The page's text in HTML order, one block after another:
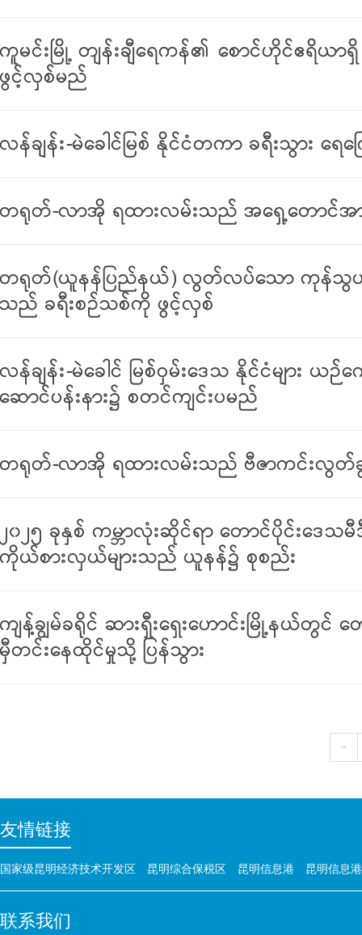
ကူမင်းမြို့ တျန်းချီရေကန်၏ စောင်ဟိုင်ဧရိ
ဖွင့်လှစ်မည်
လန်ချန်း-မဲခေါင်မြစ် နိုင်ငံတကာ ခရီးသွား ရ
တရုတ်-လာအို ရထားလမ်းသည် အရှေ့တောင်အာ
တရုတ်(ယူနန်ပြည်နယ်) လွတ်လပ်သော ကုန်သွယ်
သည် ခရီးစဉ်သစ်ကို ဖွင့်လှစ်
လန်ချန်း-မဲခေါင် မြစ်ဝှမ်းဒေသ နိုင်ငံမျာ
ဆောင်ပန်းနား၌ စတင်ကျင်းပမည်
တရုတ်-လာအို ရထားလမ်းသည် ဗီဇာကင်းလွတ်
၂၀၂၅ ခုနှစ် ကမ္ဘာလုံးဆိုင်ရာ တောင်ပိုင်းဒေ
ကိုယ်စားလှယ်များသည် ယူနန်၌ စုစည်း
ကျန့်ချွမ်ခရိုင် ဆားရှီးရှေးဟောင်းမြို့နယ်တွင်
မှီတင်းနေထိုင်မှုသို့ ပြန်သွား
«
友情链接
国家级昆明经济技术开发区 昆明综合保税区 昆明信息港 昆明信息
联系我们